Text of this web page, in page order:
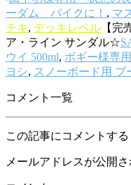
ーダム バイクに！ , マ
チキ, デッキレベル 【完
ア・ライン サンダル☆
ウイ 500ml, ボギー様専
ヨシ, スノーボード用 ブ
コメント一覧
この記事にコメントする
メールアドレスが公開